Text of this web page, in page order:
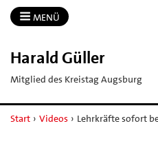
MENÜ
Harald Güller
Mitglied des Kreistag Augsburg
Start › Videos › Lehrkräfte sofort